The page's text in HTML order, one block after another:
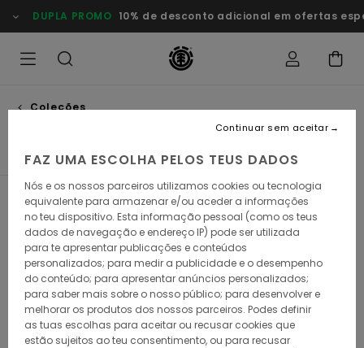
para
a
produtos
DUPLA PROMO 10% de desconto adicional em ofertas
Coleções
Filtrar e Ordenar 2Resultados
Avançar
para
procurar
critérios
filtragem
Avançar
para
ordenar
FAZ UMA ESCOLHA PELOS TEUS DADOS
Nós e os nossos parceiros utilizamos cookies ou tecnologia
equivalente para armazenar e/ou aceder a informações
no teu dispositivo. Esta informação pessoal (como os teus
dados de navegação e endereço IP) pode ser utilizada
para te apresentar publicações e conteúdos
personalizados; para medir a publicidade e o desempenho
do conteúdo; para apresentar anúncios personalizados;
para saber mais sobre o nosso público; para desenvolver e
melhorar os produtos dos nossos parceiros. Podes definir
as tuas escolhas para aceitar ou recusar cookies que
estão sujeitos ao teu consentimento, ou para recusar
Continuar sem aceitar